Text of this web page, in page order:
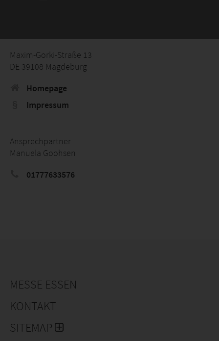
Maxim-Gorki-Straße 13
DE 39108 Magdeburg
Homepage
Impressum
Ansprechpartner
Manuela Goohsen
01777633576
MESSE ESSEN
KONTAKT
SITEMAP